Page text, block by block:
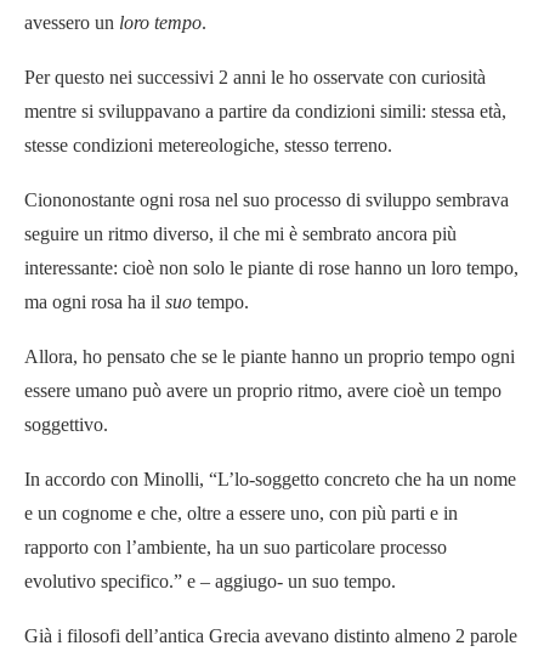
avessero un loro tempo.
Per questo nei successivi 2 anni le ho osservate con curiosità
mentre si sviluppavano a partire da condizioni simili: stessa età,
stesse condizioni metereologiche, stesso terreno.
Ciononostante ogni rosa nel suo processo di sviluppo sembrava
seguire un ritmo diverso, il che mi è sembrato ancora più
interessante: cioè non solo le piante di rose hanno un loro tempo,
ma ogni rosa ha il suo tempo.
Allora, ho pensato che se le piante hanno un proprio tempo ogni
essere umano può avere un proprio ritmo, avere cioè un tempo
soggettivo.
In accordo con Minolli, “L’lo-soggetto concreto che ha un nome
e un cognome e che, oltre a essere uno, con più parti e in
rapporto con l’ambiente, ha un suo particolare processo
evolutivo specifico.” e – aggiugo- un suo tempo.
Già i filosofi dell’antica Grecia avevano distinto almeno 2 parole